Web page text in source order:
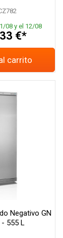
08 y el 12/08
€*
carrito
Negativo GN
555 L